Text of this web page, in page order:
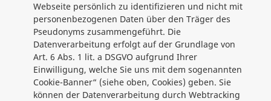
Webseite persönlich zu identifizieren und nicht mit
personenbezogenen Daten über den Träger des
Pseudonyms zusammengeführt. Die
Datenverarbeitung erfolgt auf der Grundlage von
Art. 6 Abs. 1 lit. a DSGVO aufgrund Ihrer
Einwilligung, welche Sie uns mit dem sogenannten
Cookie-Banner“ (siehe oben, Cookies) geben. Sie
können der Datenverarbeitung durch Webtracking